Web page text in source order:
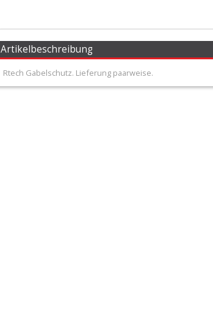
Artikelbeschreibung
Rtech Gabelschutz. Lieferung paarweise.